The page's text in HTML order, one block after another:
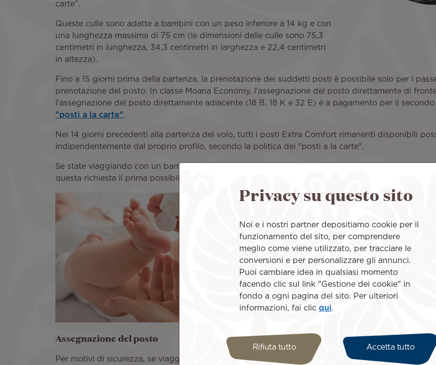
carte”.
Queste culle sono adatte a bambini con un peso inferiore a 14 kg e con
una lunghezza massima di 75 cm (le dimensioni delle culle sono 75,3
centimetri in lunghezza, 34,3 centimetri in larghezza e 22,4 centimetri
in altezza).
Fino a 15 giorni prima della partenza, la prenotazione dei suddetti posti è possibile solo per i
prenotazione del posto. In classe Moana Economy, l'assegnazione del posto direttamente di
l'assegnazione del posto direttamente adiacente (18 B, 18 K e 32 E) è a pagamento per il
"posti a la carte".
Nei 14 giorni precedenti alla partenza del volo, tutti i posti Extra Comfort rimanenti disponibili
indipendentemente dal proprio profilo, secondo la politica dei "posti a la carte".
Se state viaggiando con un bambino che rispetta le caratteristiche strutturali delle culle fornite e
questa richiesta il prima possibile, preferibilmente durante la prenotazione.
Un kit gratuito per il
In tutte le classi di
bambino. Include: una
bavaglino illustrato, un
pasti più divertenti, un
con
Tohorā, la simpatica
Assegnazione del posto
Per motivi di sicurezza, se viaggi con due neonati, ti consigliamo di occupare i seguenti posti:
Privacy su questo sito
Noi e i nostri partner depositiamo cookie per il
funzionamento del sito, per comprendere
meglio come viene utilizzato, per tracciare le
conversioni e per personalizzare gli annunci.
Puoi cambiare idea in qualsiasi momento
facendo clic sul link "Gestione dei cookie" in
fondo a ogni pagina del sito. Per ulteriori
informazioni, fai clic qui.
Rifiuta tutto Accetta tutto